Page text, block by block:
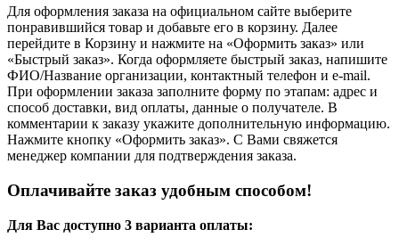
Для оформления заказа на официальном сайте выберите
понравившийся товар и добавьте его в корзину. Далее
перейдите в Корзину и нажмите на «Оформить заказ» или
«Быстрый заказ». Когда оформляете быстрый заказ, напишите
ФИО/Название организации, контактный телефон и e-mail.
При оформлении заказа заполните форму по этапам: адрес и
способ доставки, вид оплаты, данные о получателе. В
комментарии к заказу укажите дополнительную информацию.
Нажмите кнопку «Оформить заказ». С Вами свяжется
менеджер компании для подтверждения заказа.
Оплачивайте заказ удобным способом!
Для Вас доступно 3 варианта оплаты: